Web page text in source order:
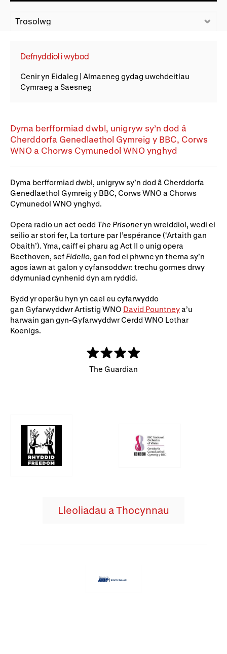
Gyrfaoedd WNO Gwasanaethau technegol
Cymryd rhan
Lles gyda WNO
Cefnogwch ni
Cyfrannwch nawr
Rhoddion mewn Ewyllysiau
Partneriaid Corfforaethol
​Dyma berfformiad dwbl, unigryw sy’n dod â
Cherddorfa Genedlaethol Gymreig y BBC, Corws
WNO a Chorws Cymunedol WNO ynghyd
Dyma berfformiad dwbl, unigryw sy’n dod â Cherddorfa
Genedlaethol Gymreig y BBC, Corws WNO a Chorws
Cymunedol WNO ynghyd.
Opera radio un act oedd The Prisoneryn wreiddiol, wedi ei
seilio ar stori fer, La torture par l’espérance (‘Artaith gan
Obaith’). Yma, caiff ei pharu ag Act II o unig opera
Beethoven, sef Fidelio, gan fod ei phwnc yn thema sy’n
agos iawn at galon y cyfansoddwr: trechu gormes drwy
ddymuniad cynhenid dyn am ryddid.
Bydd yr operâu hyn yn cael eu cyfarwyddo
gan Gyfarwyddwr Artistig WNO David Pountneya’u
harwain gan gyn-Gyfarwyddwr Cerdd WNO Lothar
Koenigs.
The Guardian
Lleoliadau a Thocynnau
Defnyddiol i wybod
Cenir yn Eidaleg | Almaeneg gydag uwchdeitlau
Cymraeg a Saesneg